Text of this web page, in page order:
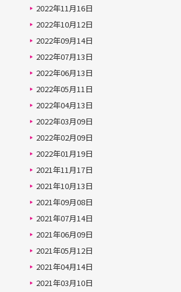
2022年11月16日
2022年10月12日
2022年09月14日
2022年07月13日
2022年06月13日
2022年05月11日
2022年04月13日
2022年03月09日
2022年02月09日
2022年01月19日
2021年11月17日
2021年10月13日
2021年09月08日
2021年07月14日
2021年06月09日
2021年05月12日
2021年04月14日
2021年03月10日